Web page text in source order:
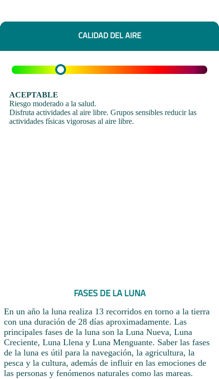
CALIDAD DEL AIRE
ACEPTABLE
Riesgo moderado a la salud.
Disfruta actividades al aire libre. Grupos sensibles reducir las
actividades físicas vigorosas al aire libre.
FASES DE LA LUNA
En un año la luna realiza 13 recorridos en torno a la tierra
con una duración de 28 días aproximadamente. Las
principales fases de la luna son la Luna Nueva, Luna
Creciente, Luna Llena y Luna Menguante. Saber las fases
de la luna es útil para la navegación, la agricultura, la
pesca y la cultura, además de influir en las emociones de
las personas y fenómenos naturales como las mareas.